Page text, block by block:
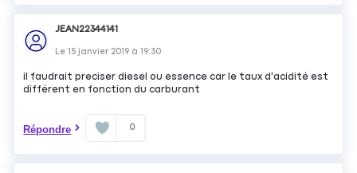
JEAN22344141
Le15 janvier 2019 à19:30
il faudrait preciser diesel ou essence car le taux d'acidité est
différent en fonction du carburant
Répondre 0